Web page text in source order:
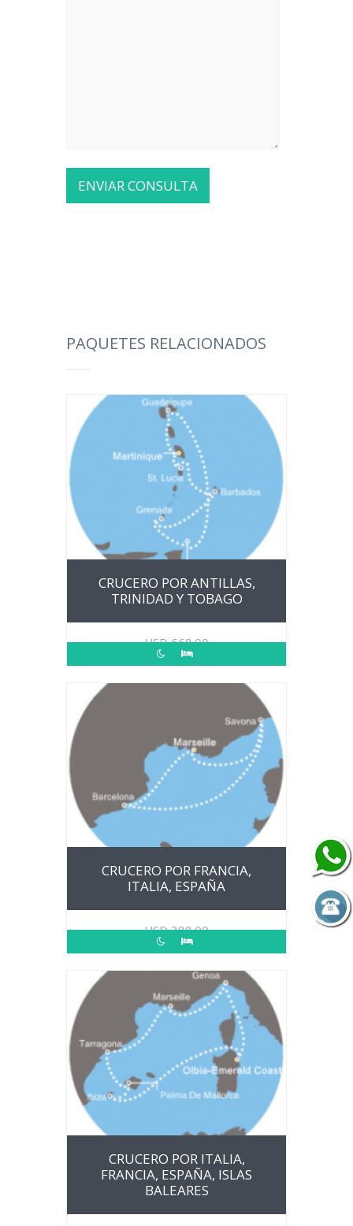
PAQUETES RELACIONADOS
CRUCERO POR ANTILLAS,
TRINIDAD Y TOBAGO
USD668.00
CRUCERO POR FRANCIA,
ITALIA, ESPAÑA
USD388.00
CRUCERO POR ITALIA,
FRANCIA, ESPAÑA, ISLAS
BALEARES